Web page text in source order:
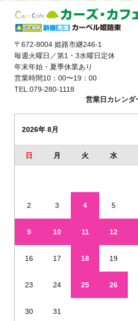
〒672-8004 姫路市継246-1
毎週火曜日／第1・3水曜日定休
年末年始・夏季休業あり
営業時間10：00〜19：00
TEL.079-280-1118
営業日カレンダ
2026年 8月
日 月 火 水
2 3 4 5
9 10 11 12
16 17 18 19
23 24 25 26
30 31